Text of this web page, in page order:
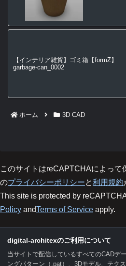
【インテリア雑貨】ゴミ箱【formZ】
garbage-can_0002
ホーム 3D CAD
このサイトはreCAPTCHAによって
のプライバシーポリシーと利用規約
This site is protected by
Policy andTerms of Service apply.
digital-architexのご利用について
当サイトで配信しているすべてのCADデ
ングパターン（.pat）、3Dモデル、テク